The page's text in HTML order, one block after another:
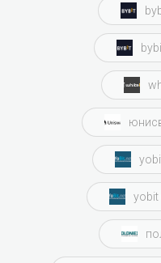
yobit